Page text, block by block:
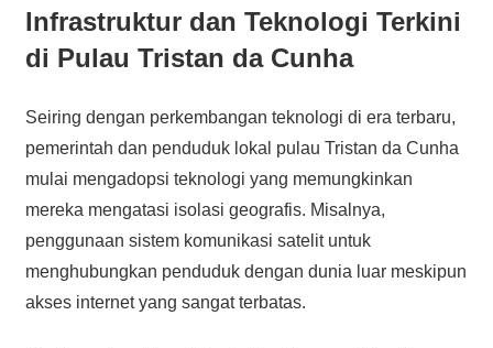
Infrastruktur dan Teknologi Terkini
di Pulau Tristan da Cunha
Seiring dengan perkembangan teknologi di era terbaru,
pemerintah dan penduduk lokal pulau Tristan da Cunha
mulai mengadopsi teknologi yang memungkinkan
mereka mengatasi isolasi geografis. Misalnya,
penggunaan sistem komunikasi satelit untuk
menghubungkan penduduk dengan dunia luar meskipun
akses internet yang sangat terbatas.